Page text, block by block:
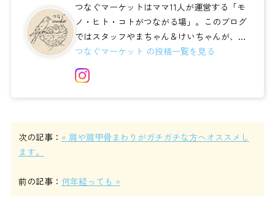
つなぐマーケットはママ11人が運営する「モ
ノ・ヒト・コトがつながる場」。このブログ
ではスタッフやまちゃん＆けいちゃんが、伸
びやかな暮らしのアイディアや、子ども用...
つなぐマーケット の投稿一覧を見る
次の記事： « 肩や肩甲骨まわりがガチガチな方へオススメし
ます。
前の記事： 何年経っても »